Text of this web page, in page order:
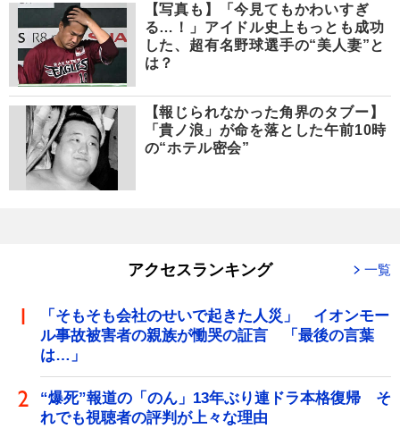
【写真も】「今見てもかわいすぎ
る…！」アイドル史上もっとも成功
した、超有名野球選手の“美人妻”と
は？
【報じられなかった角界のタブー】
「貴ノ浪」が命を落とした午前10時
の“ホテル密会”
アクセスランキング 一覧
「そもそも会社のせいで起きた人災」 イオンモー
ル事故被害者の親族が慟哭の証言 「最後の言葉
は…」
“爆死”報道の「のん」13年ぶり連ドラ本格復帰 そ
れでも視聴者の評判が上々な理由